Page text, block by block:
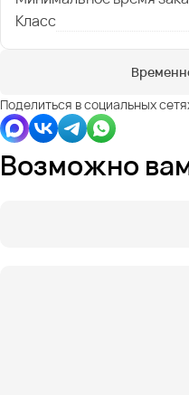
Класс
Поделиться в социальных
Возможно